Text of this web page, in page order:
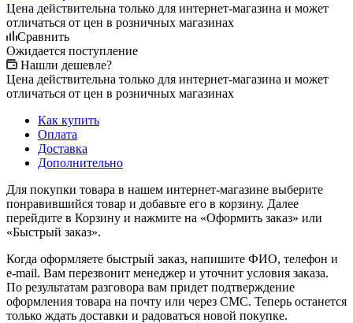
Цена действительна только для интернет-магазина и может
отличаться от цен в розничных магазинах
Сравнить
Ожидается поступление
Нашли дешевле?
Цена действительна только для интернет-магазина и может
отличаться от цен в розничных магазинах
Как купить
Оплата
Доставка
Дополнительно
Для покупки товара в нашем интернет-магазине выберите
понравившийся товар и добавьте его в корзину. Далее
перейдите в Корзину и нажмите на «Оформить заказ» или
«Быстрый заказ».
Когда оформляете быстрый заказ, напишите ФИО, телефон и
e-mail. Вам перезвонит менеджер и уточнит условия заказа.
По результатам разговора вам придет подтверждение
оформления товара на почту или через СМС. Теперь останется
только ждать доставки и радоваться новой покупке.